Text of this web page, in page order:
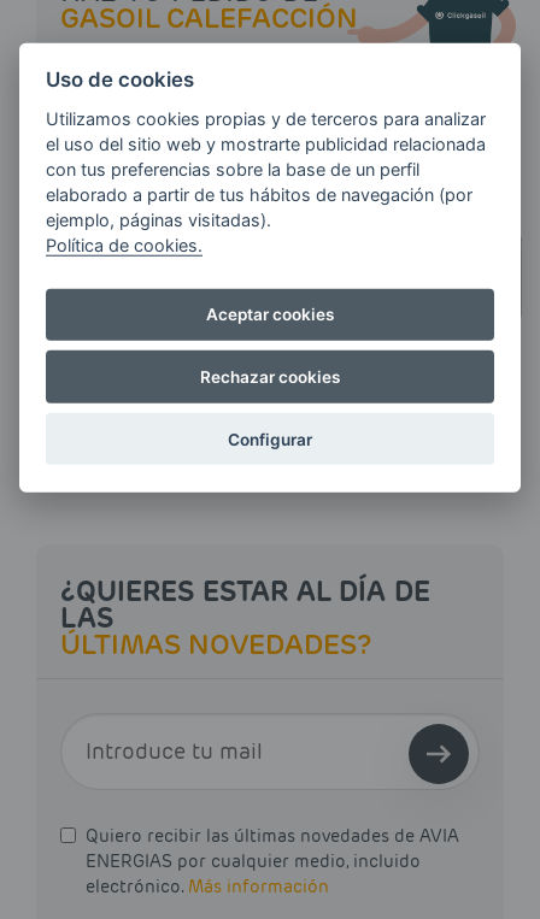
GASOIL CALEFACCIÓN
CANTIDAD
PIDAS,MÁS AHORRAS
Haz tu pedido
¿QUIERES ESTAR AL DÍA DE
LAS
ÚLTIMAS NOVEDADES?
Quiero recibir las últimas novedades de AVIA
ENERGIAS por cualquier medio, incluido
electrónico. Más información
Uso de cookies
Utilizamos cookies propias y de terceros para analizar
el uso del sitio web y mostrarte publicidad relacionada
con tus preferencias sobre la base de un perfil
elaborado a partir de tus hábitos de navegación (por
ejemplo, páginas visitadas).
Política de cookies.
Aceptar cookies
Rechazar cookies
Configurar